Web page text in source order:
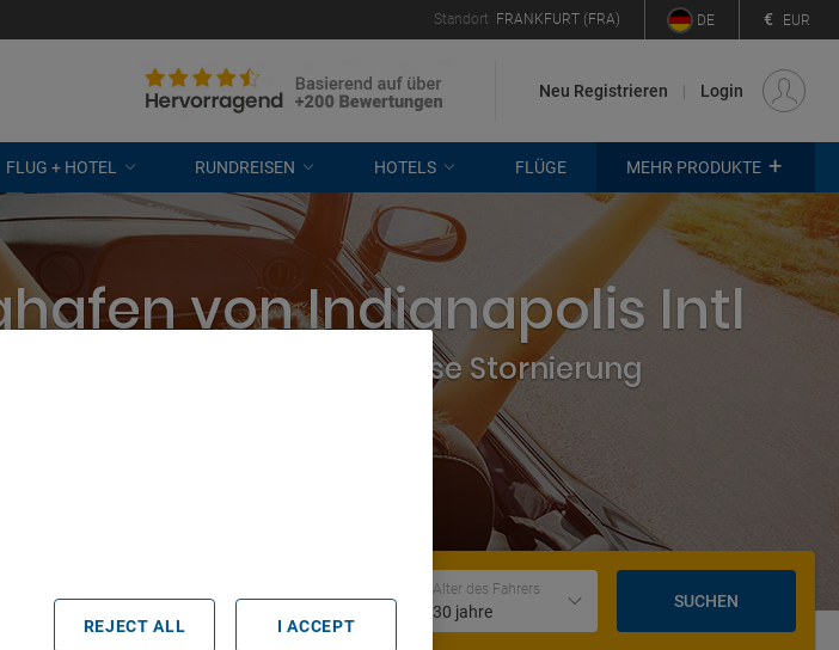
Standort FRANKFURT (FRA) DE € EUR
Neu Registrieren Login
FLUG + HOTEL RUNDREISEN HOTELS FLÜGE MEHR PRODUKTE +
von Indianapolis Intl
Service und kostenlose Stornierung
Alter des Fahrers
30 jahre
SUCHEN
REJECT ALL I ACCEPT